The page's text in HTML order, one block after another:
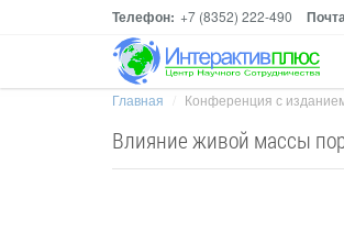
Телефон: +7 (8352) 222-490
Главная Конференция с
Влияние живой массы